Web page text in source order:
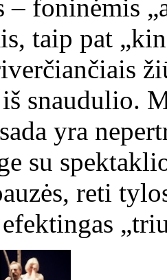
– foninėmis
taip pat
snaudulio.
yra
su
reti